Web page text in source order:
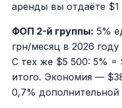
аренды вы отдаёте
ФОП 2-й группы: 5%
грн/месяц в 2026
С тех же $5 500: 5%
итого. Экономия —
0,7%